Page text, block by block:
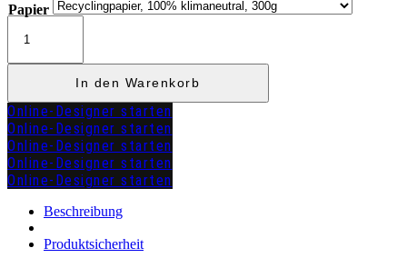
zuzügl.Versandkosten
Papier
Kirchenheft
"PATRICIA"
In den Warenkorb
Online-Designer starten
Online-Designer starten
Online-Designer starten
Online-Designer starten
Online-Designer starten
Beschreibung
Produktsicherheit